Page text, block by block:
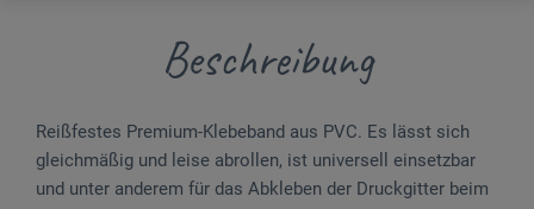
Beschreibung
Reißfestes Premium-Klebeband aus PVC. Es lässt sich
gleichmäßig und leise abrollen, ist universell einsetzbar
und unter anderem für das Abkleben der Druckgitter beim